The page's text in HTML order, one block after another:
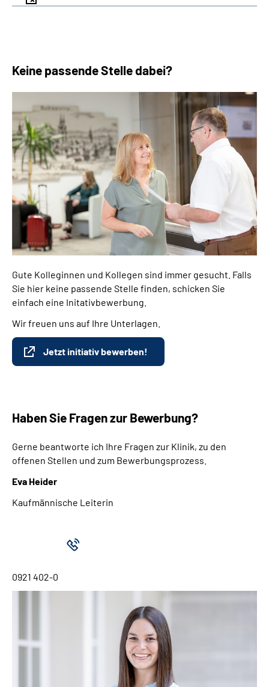
Keine passende Stelle dabei?
Gute Kolleginnen und Kollegen sind immer gesucht. Falls
Sie hier keine passende Stelle finden, schicken Sie
einfach eine Initativbewerbung.
Wir freuen uns auf Ihre Unterlagen.
Jetzt initiativ bewerben!
Haben Sie Fragen zur Bewerbung?
Gerne beantworte ich Ihre Fragen zur Klinik, zu den
offenen Stellen und zum Bewerbungsprozess.
Eva Heider
Kaufmännische Leiterin
0921 402-0